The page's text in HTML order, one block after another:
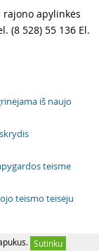
Sutinku
rajono apylinkės
(8 528) 55 136 El.
iš naujo
teisme
teismo teisėju